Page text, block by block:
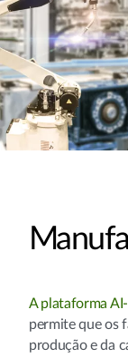
A plataforma
permite que os
produção e da